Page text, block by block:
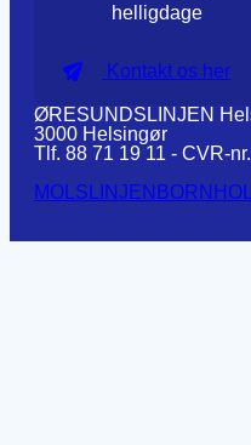
helligdage
Kontakt os her
ØRESUNDSLINJEN
3000 Helsingør
Tlf. 88 71 19 11 - CVR-
MOLSLINJEN